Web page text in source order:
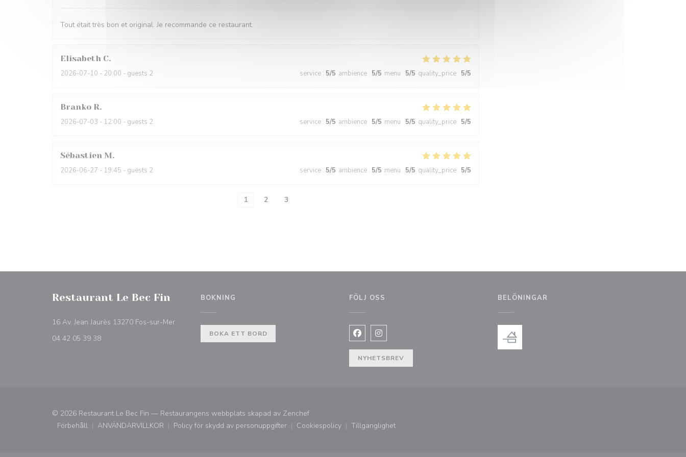
Tout était très bon et original. Je recommande ce restaurant.
Elisabeth C
2026-07-10 - 20:00 - guests 2 service : 5/5 ambience : 5/5 menu : 5/5 quality_price : 5/5
Branko R
2026-07-03 - 12:00 - guests 2 service : 5/5 ambience : 5/5 menu : 5/5 quality_price : 5/5
Sébastien M
2026-06-27 - 19:45 - guests 2 service : 5/5 ambience : 5/5 menu : 5/5 quality_price : 5/5
1 2 3
Restaurant Le Bec Fin
16 Av. Jean Jaurès 13270 Fos-sur-Mer((öppnas i ett nytt fönster))
04 42 05 39 38
BOKNING
BOKA ETT BORD
FÖLJ OSS
Facebook ((öppnas i ett nytt fönster))
Instagram ((öppnas i ett nytt fönster))
NYHETSBREV
BELÖNINGAR
© 2026 Restaurant Le Bec Fin — Restaurangens webbplats skapad av Zenchef((öppnas i ett nytt fönster))
Förbehåll
((öppnas i ett nytt fönster))
ANVÄNDARVILLKOR
((öppnas i ett nytt fönster))
Policy för skydd av personuppgifter
((öppnas i ett nytt fönster))
Cookiespolicy
((öppnas i ett nytt fönster))
Tillgänglighet
((öppnas i ett nytt fönster))